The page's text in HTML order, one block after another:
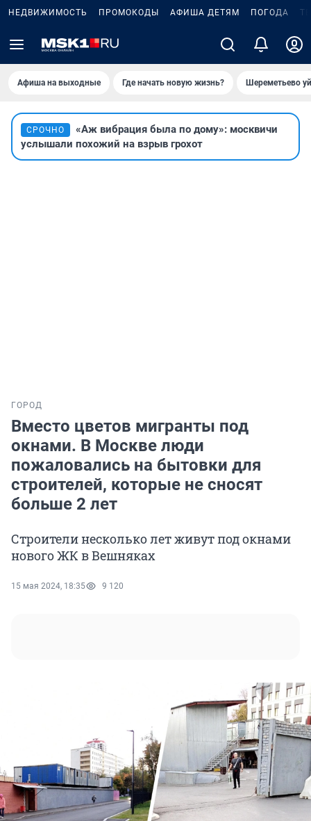
НЕДВИЖИМОСТЬ ПРОМОКОДЫ АФИША ДЕТЯМ ПОГОДА
Афиша на выходные Где начать новую жизнь? Шереметьево
СРОЧНО
«Аж вибрация была по дому»: москвичи
услышали похожий на взрыв грохот
ГОРОД
Вместо цветов мигранты под
окнами. В Москве люди
пожаловались на бытовки для
строителей, которые не сносят
больше 2 лет
Строители несколько лет живут под окнами
нового ЖК в Вешняках
15 мая 2024, 18:35 9 120